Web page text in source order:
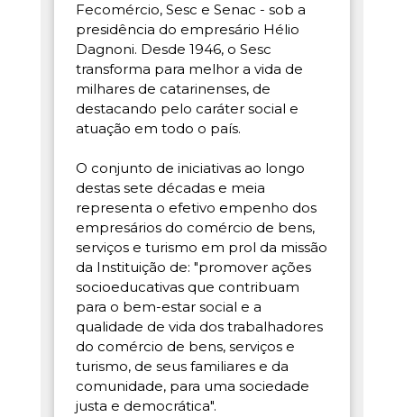
Fecomércio, Sesc e Senac - sob a
presidência do empresário Hélio
Dagnoni. Desde 1946, o Sesc
transforma para melhor a vida de
milhares de catarinenses, de
destacando pelo caráter social e
atuação em todo o país.
O conjunto de iniciativas ao longo
destas sete décadas e meia
representa o efetivo empenho dos
empresários do comércio de bens,
serviços e turismo em prol da missão
da Instituição de: "promover ações
socioeducativas que contribuam
para o bem-estar social e a
qualidade de vida dos trabalhadores
do comércio de bens, serviços e
turismo, de seus familiares e da
comunidade, para uma sociedade
justa e democrática".